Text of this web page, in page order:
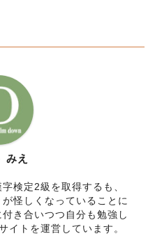
みえ
検定2級を取得するも、
怪しくなっていることに
き合いつつ自分も勉強し
イトを運営しています。